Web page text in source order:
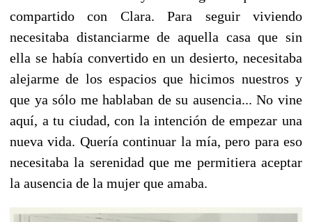
compartido con Clara. Para seguir viviendo
necesitaba distanciarme de aquella casa que sin
ella se había convertido en un desierto, necesitaba
alejarme de los espacios que hicimos nuestros y
que ya sólo me hablaban de su ausencia... No vine
aquí, a tu ciudad, con la intención de empezar una
nueva vida. Quería continuar la mía, pero para eso
necesitaba la serenidad que me permitiera aceptar
la ausencia de la mujer que amaba.